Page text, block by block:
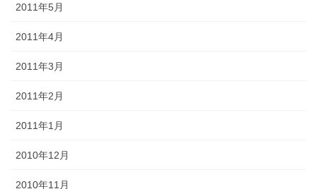
2011年5月
2011年4月
2011年3月
2011年2月
2011年1月
2010年12月
2010年11月